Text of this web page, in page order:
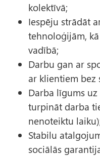
kolektīvā;
Iespēju strādāt
tehnoloģijām,
vadībā;
Darbu gan ar
ar klientiem bez
Darba līgums
turpināt darba
nenoteiktu
Stabilu
sociālās